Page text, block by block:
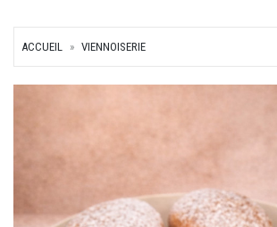
ACCUEIL VIENNOISERIE